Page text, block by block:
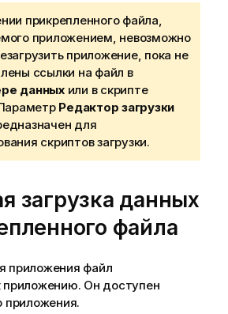
прикрепленного файла,
приложением, невозможно
приложение, пока не
ссылки на файл в
данныхили в скрипте
Редактор загрузки
для
скриптов загрузки.
загрузка данных
файла
приложения файл
приложению. Он доступен
приложения.